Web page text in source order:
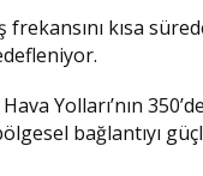
kısa
Yolları’nın
bağlantıyı